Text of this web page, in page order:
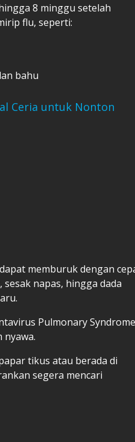
8 minggu setelah
flu, seperti:
bahu
Ceria untuk Nonton
memburuk dengan
napas, hingga dada
Pulmonary
nyawa.
tikus atau berada di
segera mencari